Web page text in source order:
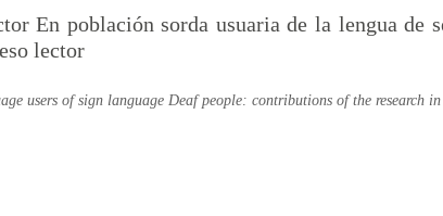
En población sorda usuaria de la lengua de
lector
users of sign language Deaf people: contributions of the research in